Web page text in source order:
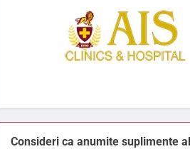
Consideri ca anumite suplimente